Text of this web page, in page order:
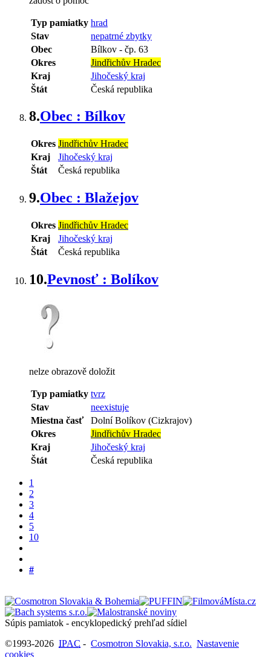
Typ pamiatky hrad
Stav
nepatrné zbytky
Obec
Bílkov - čp. 63
Okres
Jindřichův Hradec
Kraj
Jihočeský kraj
Štát
Česká republika
8.Obec : Bílkov
Okres Jindřichův Hradec
Kraj
Jihočeský kraj
Štát
Česká republika
9.Obec : Blažejov
Okres Jindřichův Hradec
Kraj
Jihočeský kraj
Štát
Česká republika
10.Pevnosť : Bolíkov
nelze obrazově doložit
Typ pamiatky tvrz
Stav
neexistuje
Miestna časť
Dolní Bolíkov (Cizkrajov)
Okres
Jindřichův Hradec
Kraj
Jihočeský kraj
Štát
Česká republika
1
2
3
4
5
10
#
Súpis pamiatok - encyklopedický prehľad sídiel
©1993-2026 IPAC - Cosmotron Slovakia, s.r.o. Nastavenie
cookies